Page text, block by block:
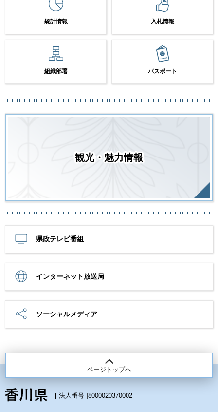
統計情報 入札情報
組織部署 パスポート
観光・魅力情報
県政テレビ番組
インターネット放送局
ソーシャルメディア
ページトップへ
[ 法人番号 ]8000020370002